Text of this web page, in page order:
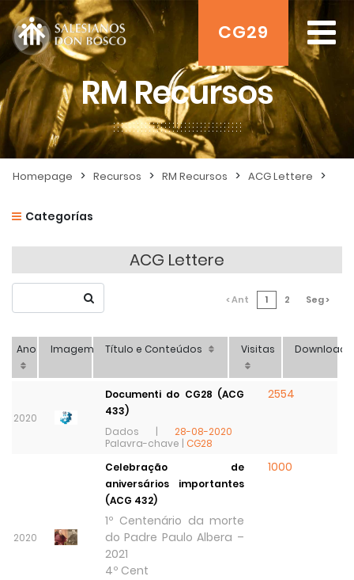
CG29
RM Recursos
Homepage > Recursos > RM Recursos > ACG Lettere >
Categorías
ACG Lettere
< Ant 1 2 Seg >
Ano Imagem Título e Conteúdos Visitas Download
2020
Documenti do CG28 (ACG
433)
Dados | 28-08-2020
Palavra-chave | CG28
2554
2020
Celebração de
aniversários importantes
(ACG 432)
1º Centenário da morte
do Padre Paulo Albera –
2021
4º Cent
1000